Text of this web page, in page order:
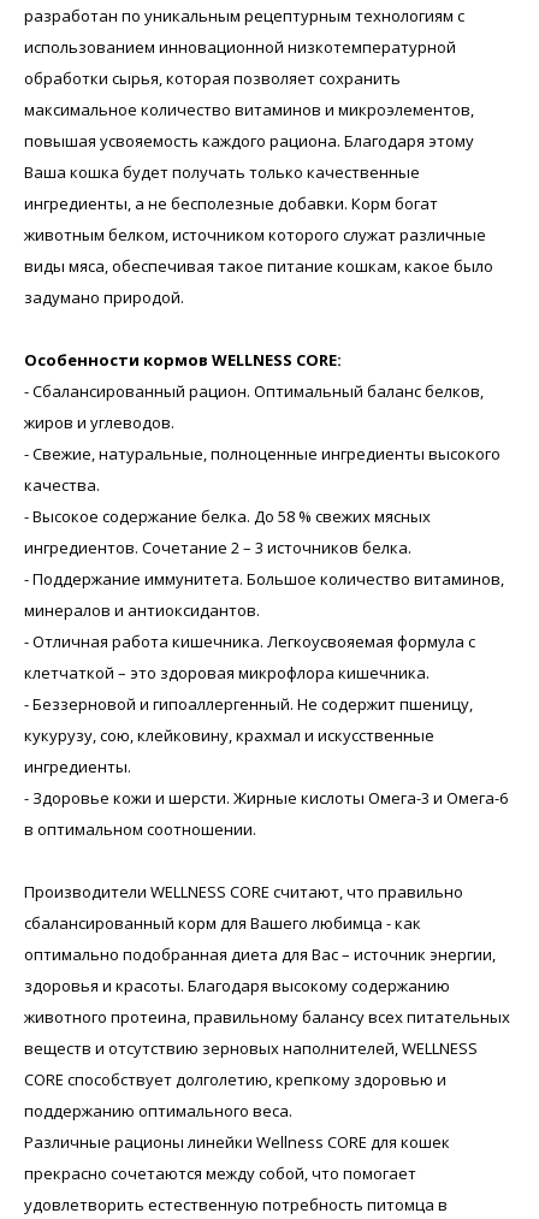
разработан по уникальным рецептурным технологиям с
использованием инновационной низкотемпературной
обработки сырья, которая позволяет сохранить
максимальное количество витаминов и микроэлементов,
повышая усвояемость каждого рациона. Благодаря этому
Ваша кошка будет получать только качественные
ингредиенты, а не бесполезные добавки. Корм богат
животным белком, источником которого служат различные
виды мяса, обеспечивая такое питание кошкам, какое было
задумано природой.
Особенности кормов WELLNESS CORE:
- Сбалансированный рацион. Оптимальный баланс белков,
жиров и углеводов.
- Свежие, натуральные, полноценные ингредиенты высокого
качества.
- Высокое содержание белка. До 58 % свежих мясных
ингредиентов. Сочетание 2 – 3 источников белка.
- Поддержание иммунитета. Большое количество витаминов,
минералов и антиоксидантов.
- Отличная работа кишечника. Легкоусвояемая формула с
клетчаткой – это здоровая микрофлора кишечника.
- Беззерновой и гипоаллергенный. Не содержит пшеницу,
кукурузу, сою, клейковину, крахмал и искусственные
ингредиенты.
- Здоровье кожи и шерсти. Жирные кислоты Омега-3 и Омега-6
в оптимальном соотношении.
Производители WELLNESS CORE считают, что правильно
сбалансированный корм для Вашего любимца - как
оптимально подобранная диета для Вас – источник энергии,
здоровья и красоты. Благодаря высокому содержанию
животного протеина, правильному балансу всех питательных
веществ и отсутствию зерновых наполнителей, WELLNESS
CORE способствует долголетию, крепкому здоровью и
поддержанию оптимального веса.
Различные рационы линейки Wellness CORE для кошек
прекрасно сочетаются между собой, что помогает
удовлетворить естественную потребность питомца в